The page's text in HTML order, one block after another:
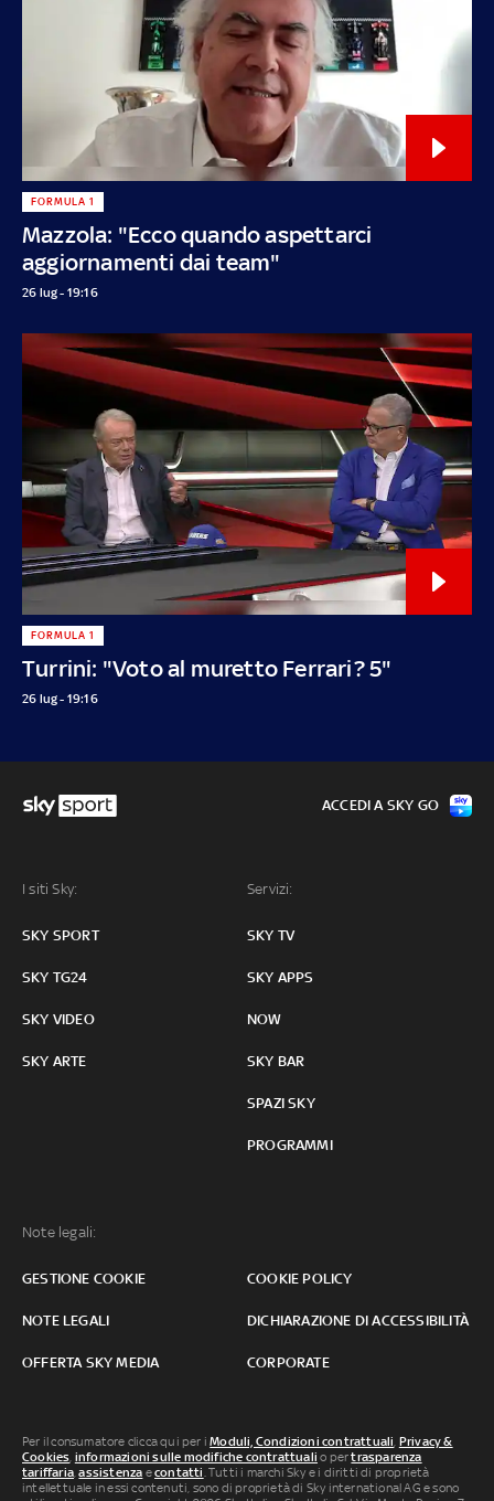
Mazzola: "Ecco quando aspettarci
aggiornamenti dai team"
FORMULA 1
26 lug - 19:16
Turrini: "Voto al muretto Ferrari? 5"
FORMULA 1
26 lug - 19:16
I siti Sky:
SKY SPORT
SKY TG24
SKY VIDEO
SKY ARTE
Servizi:
SKY TV
SKY APPS
NOW
SKY BAR
SPAZI SKY
PROGRAMMI
Note legali:
GESTIONE COOKIE COOKIE POLICY
NOTE LEGALI DICHIARAZIONE DI ACCESSIBILITÀ
OFFERTA SKY MEDIA CORPORATE
ACCEDI A SKY GO
Per il consumatore clicca qui per iModuli, Condizioni contrattuali Privacy &
Cookies informazioni sulle modifiche contrattuali o pertrasparenza
tariffaria ,assistenza econtatti . Tutti i marchi Sky e i diritti di proprietà
intellettuale in essi contenuti, sono di proprietà di Sky international AG e sono